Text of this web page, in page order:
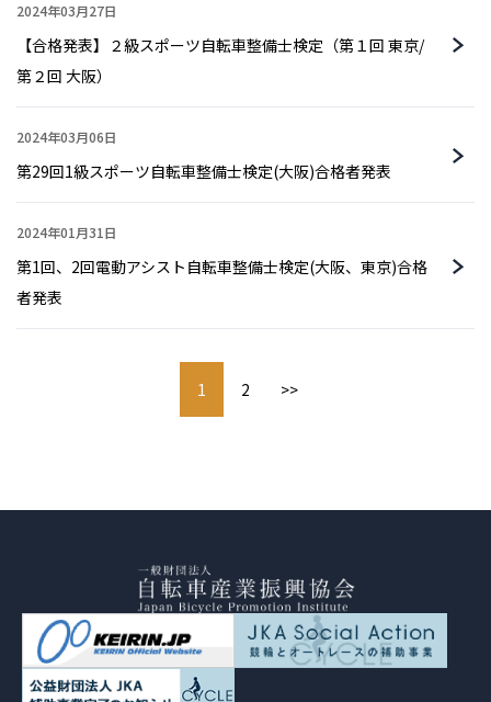
2024年03月27日
【合格発表】２級スポーツ自転車整備士検定（第１回 東京/
第２回 大阪）
2024年03月06日
第29回1級スポーツ自転車整備士検定(大阪)合格者発表
2024年01月31日
第1回、2回電動アシスト自転車整備士検定(大阪、東京)合格
者発表
1 2 >>